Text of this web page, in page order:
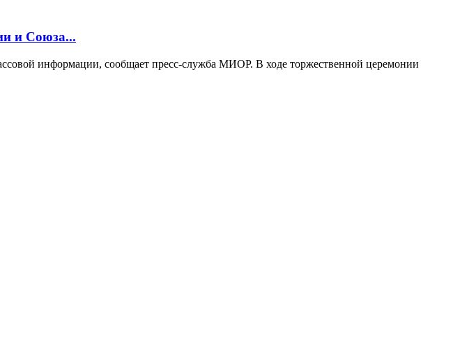
и Союза...
информации, сообщает пресс-служба МИОР. В ходе торжественной церемонии